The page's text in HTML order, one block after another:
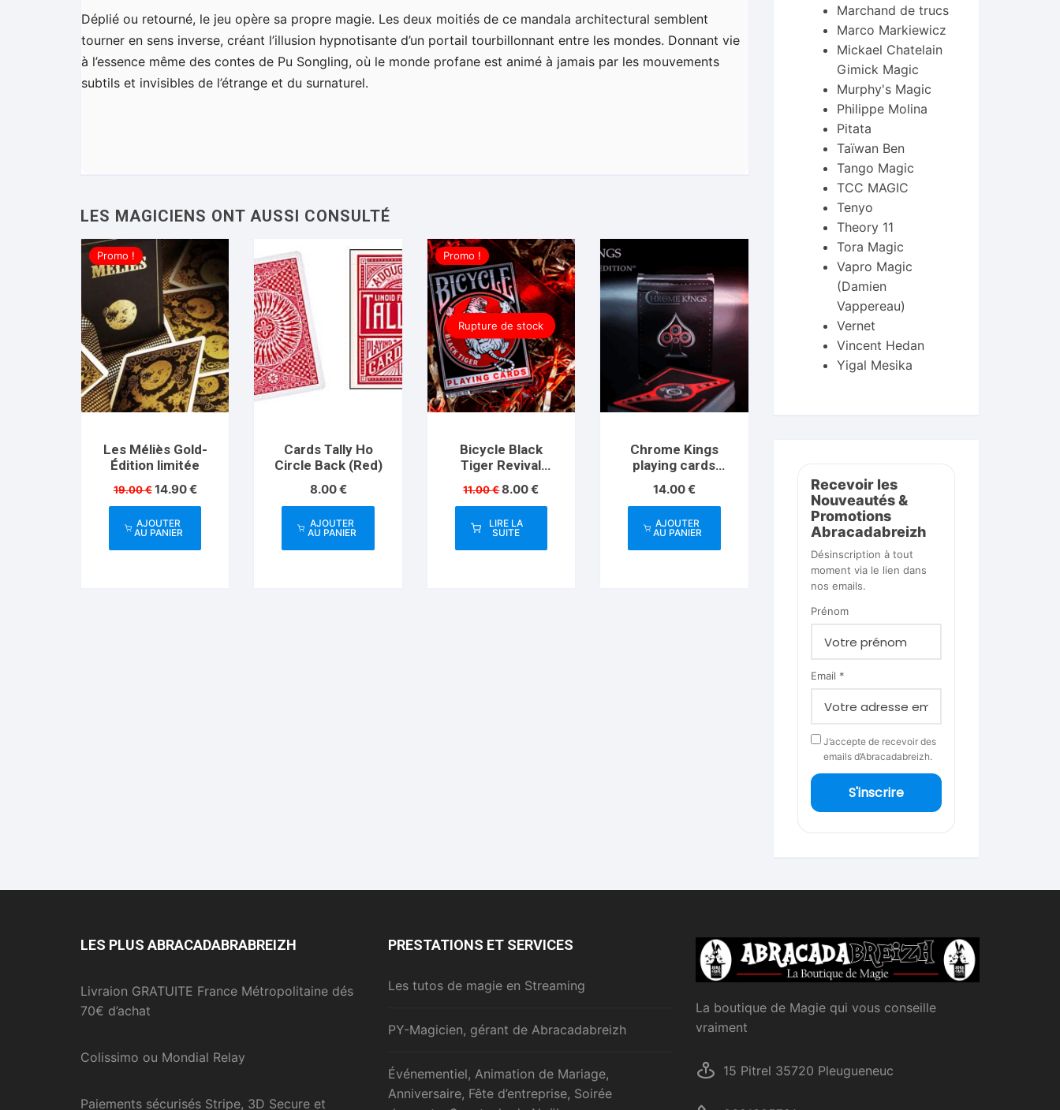
Déplié ou retourné, le jeu opère sa propre magie. Les deux moitiés de ce mandala architectural semblent
tourner en sens inverse, créant l’illusion hypnotisante d’un portail tourbillonnant entre les mondes. Donnant vie
à l’essence même des contes de Pu Songling, où le monde profane est animé à jamais par les mouvements
subtils et invisibles de l’étrange et du surnaturel.
Promo !
Les Méliès Gold-
Édition limitée
19.00€ Le
prix
initial
était :
14.90€Le
prix
14.90 €.
AJOUTER
AU PANIER
Cards Tally Ho
Circle Back (Red)
8.00€
AJOUTER
AU PANIER
Rupture de stock
Promo !
Bicycle Black
Tiger Revival
11.00€Le
prix
initial
était :
8.00€Le
prix
8.00 €.
LIRE LA
SUITE
Chrome Kings
playing cards
14.00€
AJOUTER
AU PANIER
Marchand de trucs
Marco Markiewicz
Mickael Chatelain
Gimick Magic
Murphy's Magic
Philippe Molina
Pitata
Taïwan Ben
Tango Magic
TCC MAGIC
Tenyo
Theory 11
Tora Magic
Vapro Magic
(Damien
Vappereau)
Vernet
Vincent Hedan
Yigal Mesika
Recevoir les
Nouveautés &
Promotions
Abracadabreizh
Désinscription à tout
moment via le lien dans
nos emails.
Prénom
Email *
J’accepte de recevoir des
emails d’Abracadabreizh.
S'inscrire
LES PLUS ABRACADABRABREIZH
Livraion GRATUITE France Métropolitaine dés
70€ d’achat
Colissimo ou Mondial Relay
Paiements sécurisés Stripe, 3D Secure et
PRESTATIONS ET SERVICES
Les tutos de magie en Streaming
PY-Magicien, gérant de Abracadabreizh
Événementiel, Animation de Mariage,
Anniversaire, Fête d’entreprise, Soirée
La boutique de Magie qui vous conseille
vraiment
15 Pitrel 35720 Pleugueneuc